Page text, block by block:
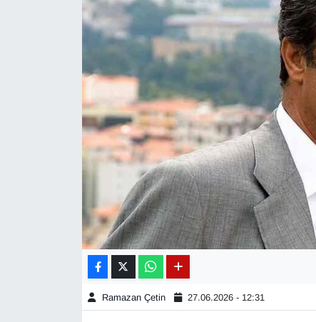
Ramazan Çetin 27.06.2026 - 12:31
EKONOMİ
En çok konuşulanlar
GENEL
Gündem
HABERDE İNSAN